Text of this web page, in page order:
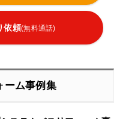
依頼(無料通話)
ーム事例集